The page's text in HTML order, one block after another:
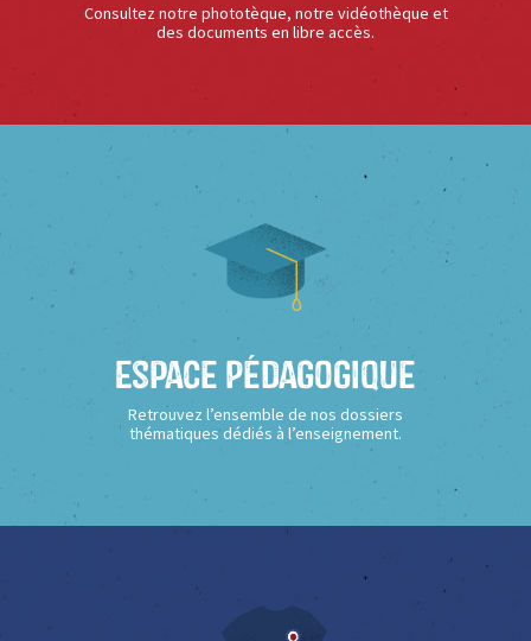
Consultez notre phototèque, notre vidéothèque et
des documents en libre accès.
Espace Pédagogique
Retrouvez l’ensemble de nos dossiers
thématiques dédiés à l’enseignement.